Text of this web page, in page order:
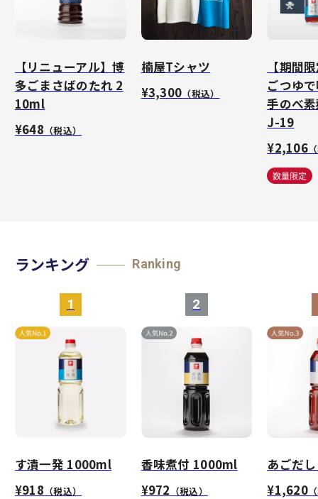
【リニューアル】博
多ごまさばのたれ 2
10ml
¥648 （税込）
楠屋Tシャツ
¥3,300 （税込）
【期間
ごつゆ
手のべ
J-19
¥2,106
ランキング Ranking
1
す漬一発 1000ml
¥918 （税込）
2
香味煮付 1000ml
¥972 （税込）
あごだ
¥1,620